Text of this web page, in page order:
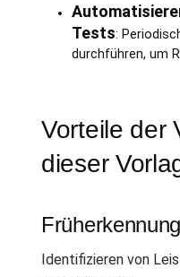
Tests:
durchführen, um
Vorteile der
dieser
Identifizieren von